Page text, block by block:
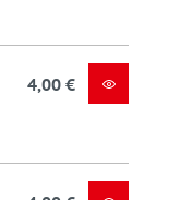
4,00 €